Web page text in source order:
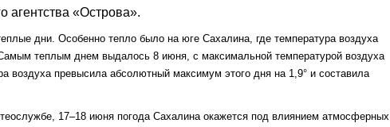
агентства «Острова».
дни. Особенно тепло было на юге Сахалина, где температура воздуха
теплым днем выдалось 8 июня, с максимальной температурой воздуха
превысила абсолютный максимум этого дня на 1,9° и составила
17–18 июня погода Сахалина окажется под влиянием атмосферных